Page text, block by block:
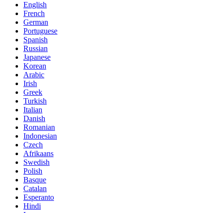
English
French
German
Portuguese
Spanish
Russian
Japanese
Korean
Arabic
Irish
Greek
Turkish
Italian
Danish
Romanian
Indonesian
Czech
Afrikaans
Swedish
Polish
Basque
Catalan
Esperanto
Hindi